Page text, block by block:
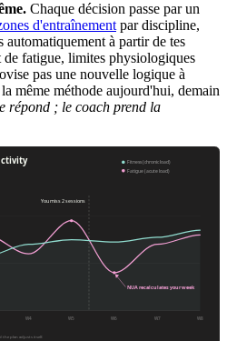
Chaque décision passe par un
d'entraînement par discipline,
automatiquement à partir de tes
de fatigue, limites physiologiques
pas une nouvelle logique à
même méthode aujourd'hui, demain
répond ; le coach prend la